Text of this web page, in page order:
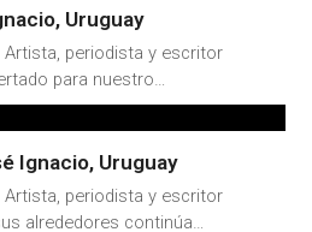
Uruguay
periodista y escritor
para nuestro…
Ignacio, Uruguay
periodista y escritor
alrededores continúa…